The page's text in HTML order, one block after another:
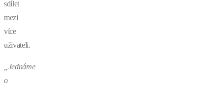
sdílet
mezi
více
uživateli.
„Jednáme
o